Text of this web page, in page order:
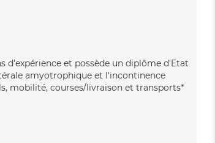
d'expérience et possède un diplôme d'Etat
amyotrophique et l'incontinence
mobilité, courses/livraison et transports*